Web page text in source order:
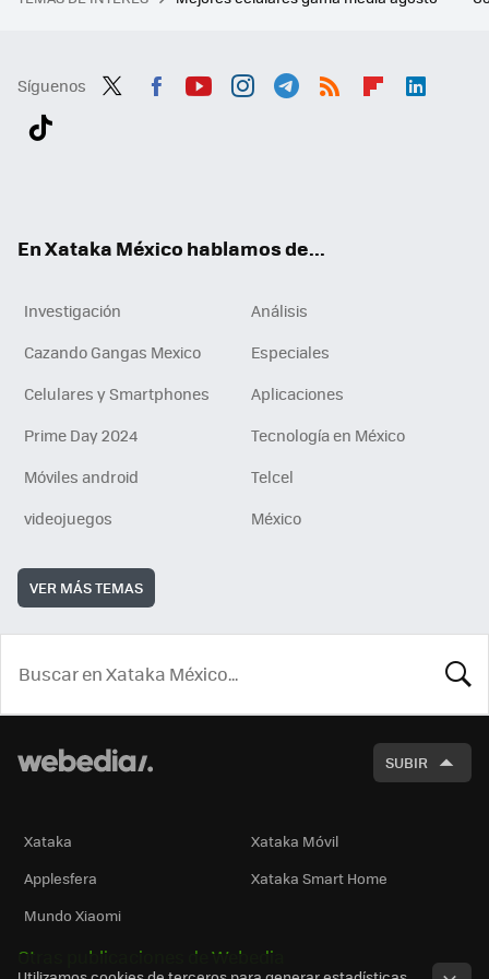
Síguenos
En Xataka México hablamos de...
Investigación
Análisis
Cazando Gangas Mexico
Especiales
Celulares y Smartphones
Aplicaciones
Prime Day 2024
Tecnología en México
Móviles android
Telcel
videojuegos
México
VER MÁS TEMAS
SUBIR
Xataka
Xataka Móvil
Applesfera
Xataka Smart Home
Mundo Xiaomi
Otras publicaciones de Webedia